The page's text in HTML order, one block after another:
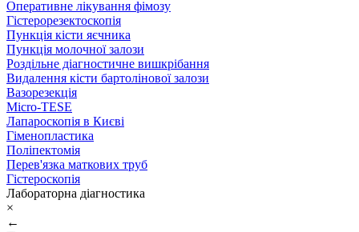
Оперативне лікування фімозу
Гістерорезектоскопія
Пункція кісти яєчника
Пункція молочної залози
Роздільне діагностичне вишкрібання
Видалення кісти бартолінової залози
Вазорезекція
Micro-TESE
Лапароскопія в Києві
Гіменопластика
Поліпектомія
Перев'язка маткових труб
Гістероскопія
Лабораторна діагностика
×
←